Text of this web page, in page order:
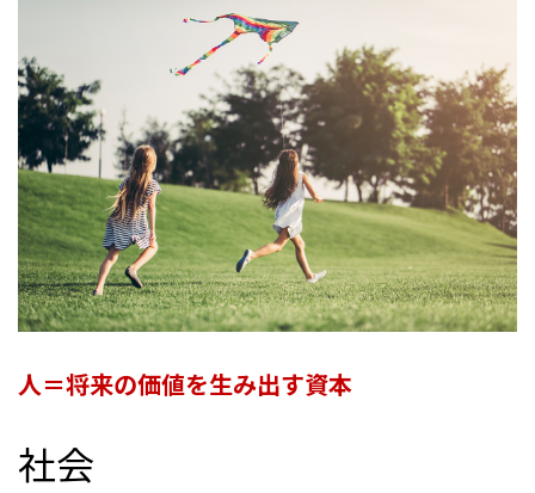
人＝将来の価値を生み出す資本
社会